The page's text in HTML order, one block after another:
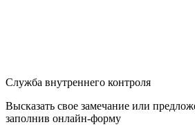
Служба внутреннего контроля
Высказать свое замечание или
заполнив онлайн-форму